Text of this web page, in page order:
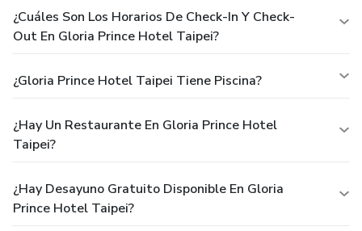
¿Cuáles Son Los Horarios De Check-In Y Check-
Out En Gloria Prince Hotel Taipei?
¿Gloria Prince Hotel Taipei Tiene Piscina?
¿Hay Un Restaurante En Gloria Prince Hotel
Taipei?
¿Hay Desayuno Gratuito Disponible En Gloria
Prince Hotel Taipei?